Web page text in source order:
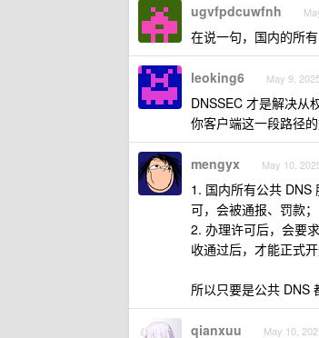
ugvfpdcuwfnh
在说一句，国内的所
leoking6 May 9,
DNSSEC 才是解决从
你客户端这一段路径的
mengyx May 10,
1. 国内所有公共 DNS
可，会被通报、罚款；
2. 办理许可后，会要
收通过后，才能正式
所以只要是公共 DNS
qianxuu May 10,